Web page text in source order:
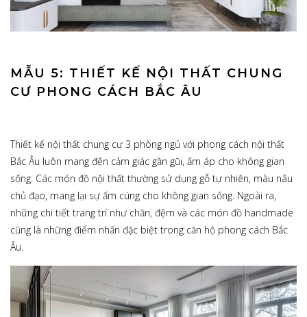
MẪU 5: THIẾT KẾ NỘI THẤT CHUNG
CƯ PHONG CÁCH BẮC ÂU
Thiết kế nội thất chung cư 3 phòng ngủ với phong cách nội thất
Bắc Âu luôn mang đến cảm giác gần gũi, ấm áp cho không gian
sống. Các món đồ nội thất thường sử dụng gỗ tự nhiên, màu nâu
chủ đạo, mang lại sự ấm cúng cho không gian sống. Ngoài ra,
những chi tiết trang trí như chăn, đệm và các món đồ handmade
cũng là những điểm nhấn đặc biệt trong căn hộ phong cách Bắc
Âu.